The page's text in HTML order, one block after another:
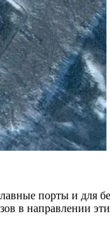
порты и для
в направлении